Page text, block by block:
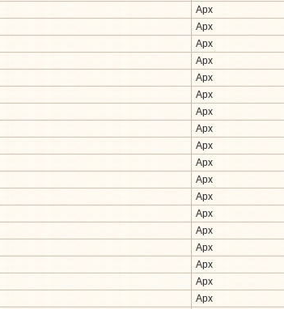
Арх
Арх
Арх
Арх
Арх
Арх
Арх
Арх
Арх
Арх
Арх
Арх
Арх
Арх
Арх
Арх
Арх
Арх